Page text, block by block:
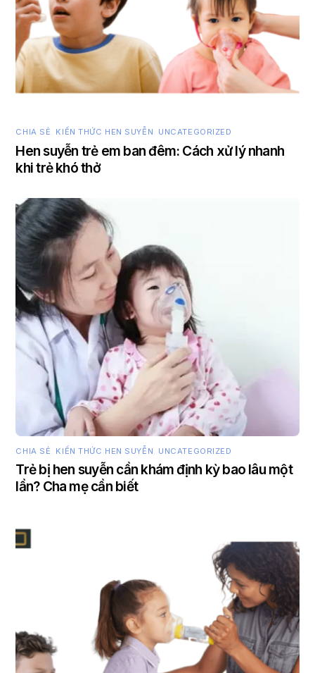
CHIA SẺ KIẾN THỨC HEN SUYỄN UNCATEGORIZED
Hen suyễn trẻ em ban đêm: Cách xử lý nhanh
khi trẻ khó thở
CHIA SẺ KIẾN THỨC HEN SUYỄN UNCATEGORIZED
Trẻ bị hen suyễn cần khám định kỳ bao lâu một
lần? Cha mẹ cần biết